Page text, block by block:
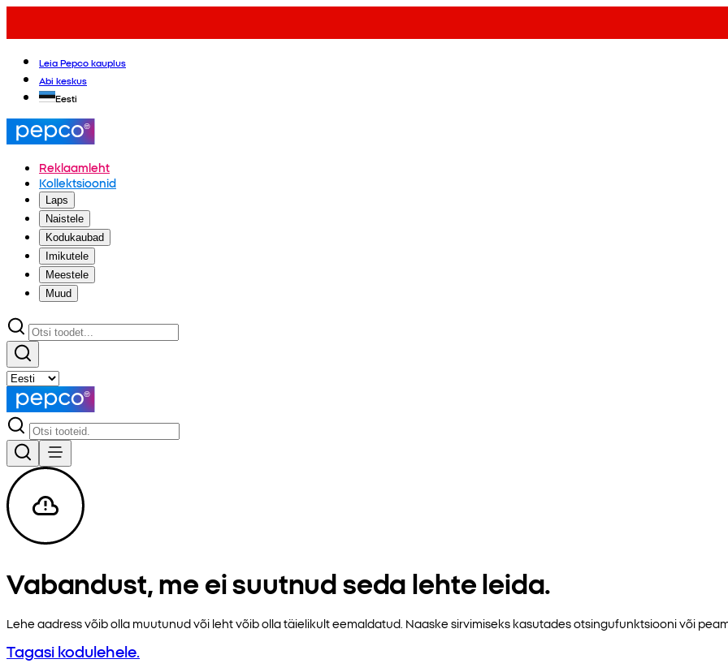
Leia Pepco kauplus
Abi keskus
Eesti
Reklaamleht
Kollektsioonid
Laps
Naistele
Kodukaubad
Imikutele
Meestele
Muud
Vabandust, me ei suutnud seda lehte leida.
Lehe aadress võib olla muutunud või leht võib olla täielikult eemaldatud. Naaske sirvimiseks kasutades otsingufunktsiooni või
Tagasi kodulehele.